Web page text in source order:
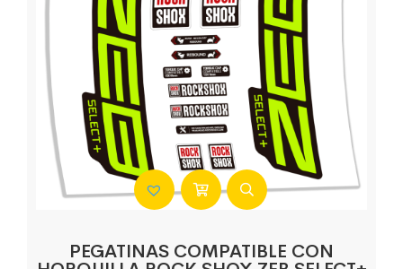
PEGATINAS COMPATIBLE CON